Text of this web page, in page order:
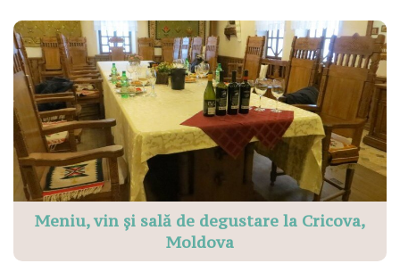
Meniu, vin și sală de degustare la Cricova,
Moldova